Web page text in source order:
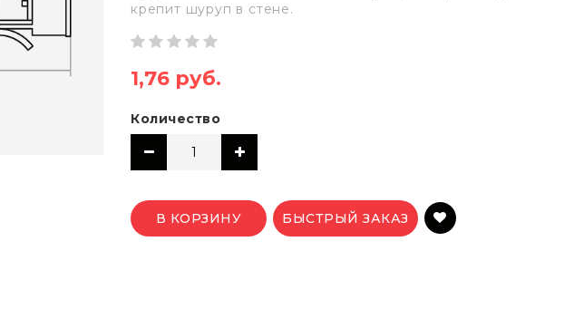
крепит шуруп в стене.
1,76 руб.
Количество
В КОРЗИНУ БЫСТРЫЙ ЗАКАЗ